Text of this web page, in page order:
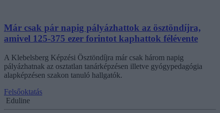
Már csak pár napig pályázhattok az ösztöndíjra,
amivel 125-375 ezer forintot kaphattok félévente
A Klebelsberg Képzési Ösztöndíjra már csak három napig
pályázhatnak az osztatlan tanárképzésen illetve gyógypedagógia
alapképzésen szakon tanuló hallgatók.
Felsőoktatás
Eduline